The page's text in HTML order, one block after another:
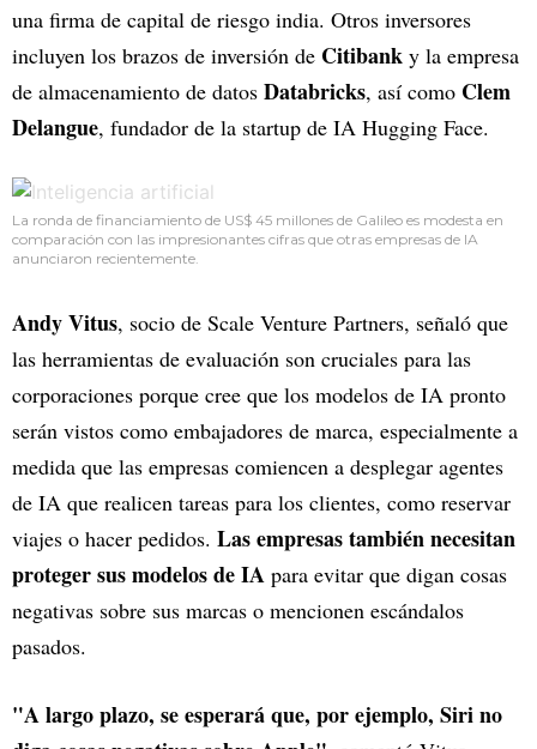
una firma de capital de riesgo india. Otros inversores
incluyen los brazos de inversión de Citibank y la empresa
de almacenamiento de datos Databricks, así como Clem
Delangue, fundador de la startup de IA Hugging Face.
La ronda de financiamiento de US$ 45 millones de Galileo es modesta en
comparación con las impresionantes cifras que otras empresas de IA
anunciaron recientemente.
Andy Vitus, socio de Scale Venture Partners, señaló que
las herramientas de evaluación son cruciales para las
corporaciones porque cree que los modelos de IA pronto
serán vistos como embajadores de marca, especialmente a
medida que las empresas comiencen a desplegar agentes
de IA que realicen tareas para los clientes, como reservar
viajes o hacer pedidos. Las empresas también necesitan
proteger sus modelos de IA para evitar que digan cosas
negativas sobre sus marcas o mencionen escándalos
pasados.
"A largo plazo, se esperará que, por ejemplo, Siri no